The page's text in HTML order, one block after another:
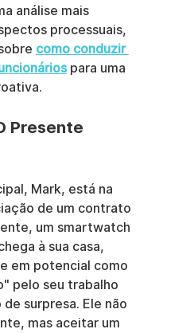
análise mais
processuais,
como conduzir
para uma
Presente
Mark, está na
de um contrato
um smartwatch
à sua casa,
em potencial como
pelo seu trabalho
surpresa. Ele não
mas aceitar um